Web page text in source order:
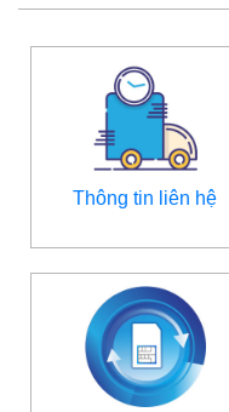
Thông tin liên hệ